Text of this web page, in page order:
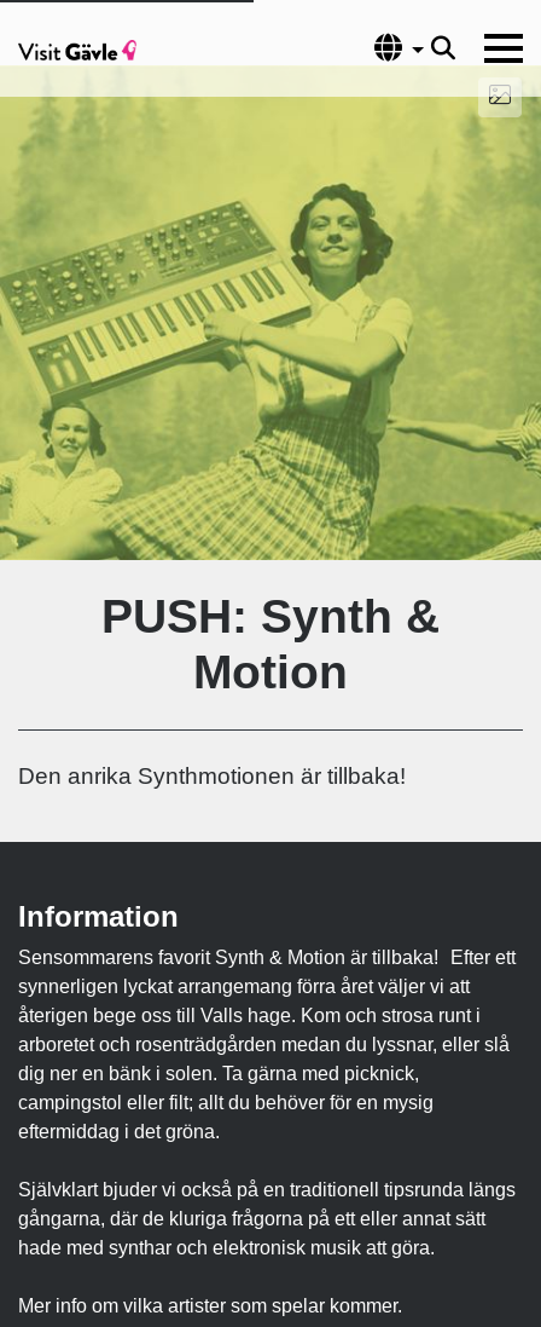
Språk
PUSH: Synth &
Motion
Den anrika Synthmotionen är tillbaka!
Information
Sensommarens favorit Synth & Motion är tillbaka! Efter ett
synnerligen lyckat arrangemang förra året väljer vi att
återigen bege oss till Valls hage. Kom och strosa runt i
arboretet och rosenträdgården medan du lyssnar, eller slå
dig ner en bänk i solen. Ta gärna med picknick,
campingstol eller filt; allt du behöver för en mysig
eftermiddag i det gröna.
Självklart bjuder vi också på en traditionell tipsrunda längs
gångarna, där de kluriga frågorna på ett eller annat sätt
hade med synthar och elektronisk musik att göra.
Mer info om vilka artister som spelar kommer.